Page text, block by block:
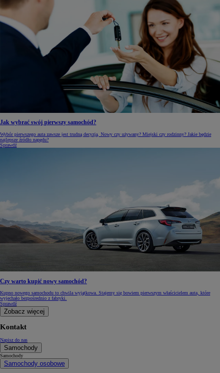
Jak wybrać swój pierwszy samochód?
Wybór pierwszego auta zawsze jest trudną decyzją. Nowy czy używany? Miejski czy rodzinny? Jakie będzie
najlepsze źródło napędu?
Sprawdź
Czy warto kupić nowy samochód?
Kupno nowego samochodu to chwila wyjątkowa. Stajemy się bowiem pierwszym właścicielem auta, które
wyjechało bezpośrednio z fabryki.
Sprawdź
Zobacz więcej
Kontakt
Napisz do nas
Samochody
Samochody
Samochody osobowe